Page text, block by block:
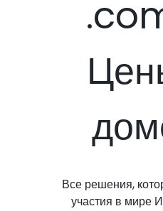
Все решения,
участия в мире